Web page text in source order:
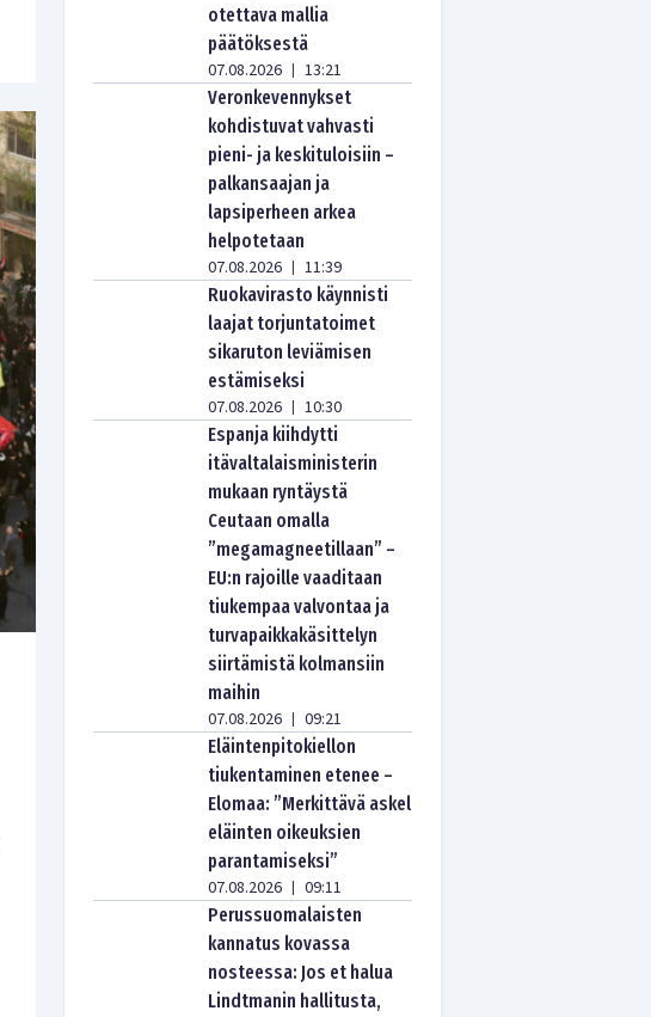
otettava mallia
päätöksestä
07.08.2026 | 13:21
Veronkevennykset
kohdistuvat vahvasti
pieni- ja keskituloisiin –
palkansaajan ja
lapsiperheen arkea
helpotetaan
07.08.2026 | 11:39
Ruokavirasto käynnisti
laajat torjuntatoimet
sikaruton leviämisen
estämiseksi
07.08.2026 | 10:30
Espanja kiihdytti
itävaltalaisministerin
mukaan ryntäystä
Ceutaan omalla
”megamagneetillaan” –
EU:n rajoille vaaditaan
tiukempaa valvontaa ja
turvapaikkakäsittelyn
siirtämistä kolmansiin
maihin
07.08.2026 | 09:21
Eläintenpitokiellon
tiukentaminen etenee –
Elomaa: ”Merkittävä askel
eläinten oikeuksien
parantamiseksi”
07.08.2026 | 09:11
Perussuomalaisten
kannatus kovassa
nosteessa: Jos et halua
Lindtmanin hallitusta,